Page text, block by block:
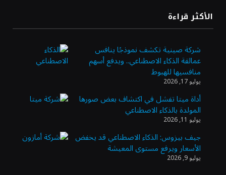
«طيران الرياض» يدشن أولى رحلاته إلى مومباي
ويضيف الوجهة التشغيلية الثامنة
وزير الاستثمار: الموافقة على رخصة مزاولة
الأنشطة المالية عابرة الحدود تطوير للبيئة
الاستثمارية
الذهب يسجل أعلى مستوى في أسبوعين بدعم
من تراجع الدولار
الدولار الأمريكي يتراجع قرب أدنى مستوياته
الأكثر قراءة
شركة صينية تكشف نموذجًا ينافس
عمالقة الذكاء الاصطناعي.. ويدفع أسهم
منافسيها للهبوط
يوليو 17, 2026
أداة ميتا تفشل في اكتشاف بعض صورها
المولدة بالذكاء الاصطناعي
يوليو 11, 2026
جيف بيزوس: الذكاء الاصطناعي قد يخفض
الأسعار ويرفع مستوى المعيشة
يوليو 9, 2026